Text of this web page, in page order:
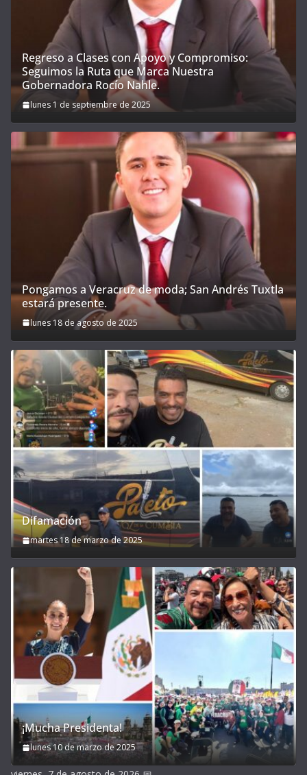
Regreso a Clases con Apoyo y Compromiso:
Seguimos la Ruta que Marca Nuestra
Gobernadora Rocío Nahle.
lunes 1 de septiembre de 2025
Pongamos a Veracruz de moda; San Andrés Tuxtla
estará presente.
lunes 18 de agosto de 2025
Difamación
martes 18 de marzo de 2025
¡Mucha Presidenta!
lunes 10 de marzo de 2025